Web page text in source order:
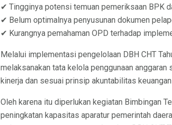
✔ Tingginya potensi temuan pemeriksaan BPK
✔ Belum optimalnya penyusunan dokumen
✔ Kurangnya pemahaman OPD terhadap
Melalui implementasi pengelolaan DBH CHT
melaksanakan tata kelola penggunaan
kinerja dan sesuai prinsip akuntabilitas keuangan
Oleh karena itu diperlukan kegiatan Bimbingan
peningkatan kapasitas aparatur pemerintah